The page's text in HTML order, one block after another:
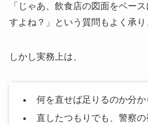
「じゃあ、飲食店の図面をベー
すよね？」という質問もよく承り
しかし実務上は、
何を直せば足りるのか分か
直したつもりでも、警察